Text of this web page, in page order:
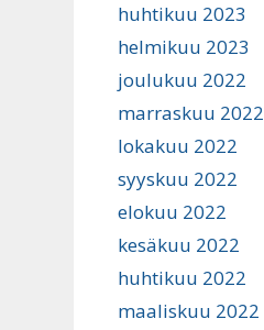
huhtikuu 2023
helmikuu 2023
joulukuu 2022
marraskuu 2022
lokakuu 2022
syyskuu 2022
elokuu 2022
kesäkuu 2022
huhtikuu 2022
maaliskuu 2022